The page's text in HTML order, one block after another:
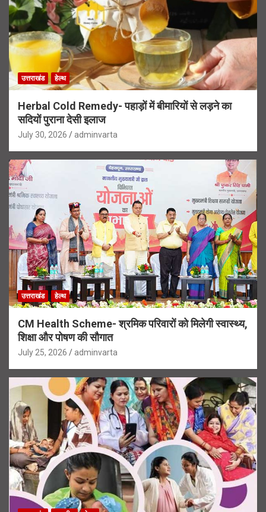
उत्तराखंड हेल्थ
Herbal Cold Remedy- पहाड़ों में बीमारियों से लड़ने का
सदियों पुराना देसी इलाज
July 30, 2026 adminvarta
उत्तराखंड हेल्थ
CM Health Scheme- श्रमिक परिवारों को मिलेगी स्वास्थ्य,
शिक्षा और पोषण की सौगात
July 25, 2026 adminvarta